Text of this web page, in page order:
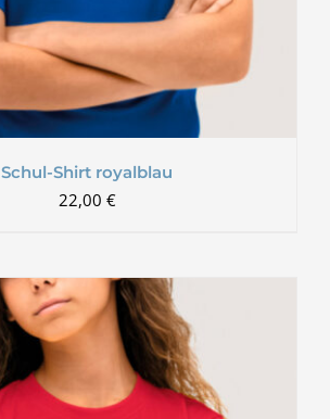
Schul-Shirt royalblau
22,00 €